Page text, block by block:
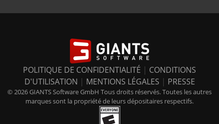
POLITIQUE DE CONFIDENTIALITÉ | CONDITIONS
D'UTILISATION | MENTIONS LÉGALES | PRESSE
© 2026 GIANTS Software GmbH Tous droits réservés. Toutes les autres
marques sont la propriété de leurs dépositaires respectifs.